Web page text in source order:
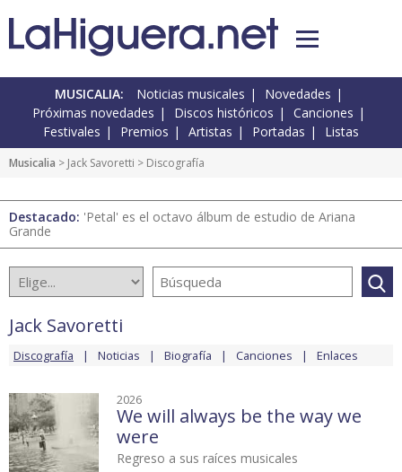
MUSICALIA: Noticias musicales
Novedades
Próximas novedades
Discos históricos
Canciones
Festivales
Premios Artistas Portadas Listas
Musicalia > Jack Savoretti > Discografía
Destacado: 'Petal' es el octavo álbum de estudio de Ariana
Grande
Jack Savoretti
Discografía Noticias Biografía Canciones Enlaces
2026
We will always be the way we
were
Regreso a sus raíces musicales